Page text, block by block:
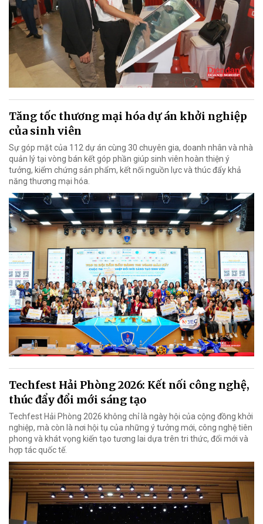
Tăng tốc thương mại hóa dự án khởi nghiệp
của sinh viên
Sự góp mặt của 112 dự án cùng 30 chuyên gia, doanh nhân và nhà
quản lý tại vòng bán kết góp phần giúp sinh viên hoàn thiện ý
tưởng, kiểm chứng sản phẩm, kết nối nguồn lực và thúc đẩy khả
năng thương mại hóa.
Techfest Hải Phòng 2026: Kết nối công nghệ,
thúc đẩy đổi mới sáng tạo
Techfest Hải Phòng 2026 không chỉ là ngày hội của cộng đồng khởi
nghiệp, mà còn là nơi hội tụ của những ý tưởng mới, công nghệ tiên
phong và khát vọng kiến tạo tương lai dựa trên tri thức, đổi mới và
hợp tác quốc tế.